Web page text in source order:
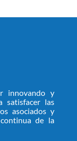
innovando y
satisfacer las
asociados y
de la